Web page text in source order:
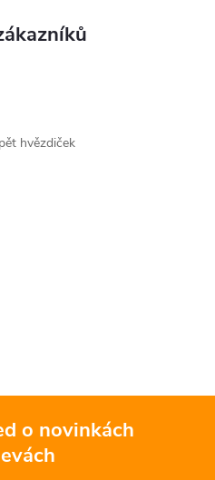
hvězdiček
o novinkách